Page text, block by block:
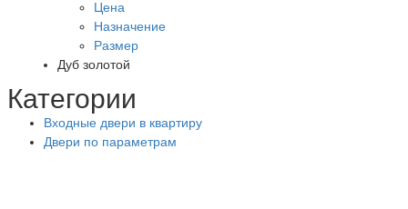
Цена
Назначение
Размер
Дуб золотой
Категории
Входные двери в квартиру
Двери по параметрам